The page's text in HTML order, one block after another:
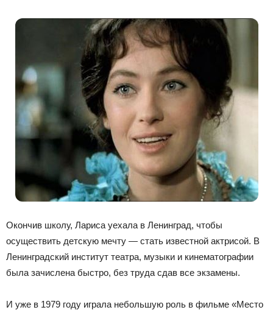
Окончив школу, Лариса уехала в Ленинград, чтобы
осуществить детскую мечту — стать известной актрисой. В
Ленинградский институт театра, музыки и кинематографии
была зачислена быстро, без труда сдав все экзамены.
И уже в 1979 году играла небольшую роль в фильме «Место